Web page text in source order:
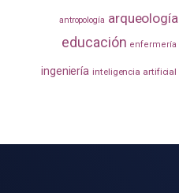
antropología arqueología
educación enfermería
ingeniería inteligencia artificial